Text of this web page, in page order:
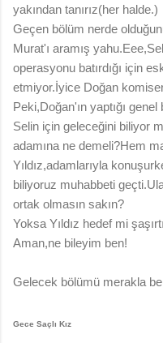
yakından tanırız(her halde.)
Geçen bölüm nerde
Murat'ı aramış
operasyonu batırdığı için
etmiyor.İyice Doğan
Peki,Doğan'ın yaptığı
Selin için geleceğini biliyor
adamına ne demeli?Hem
Yıldız,adamlarıyla
biliyoruz muhabbeti
ortak olmasın sakın?
Yoksa Yıldız hedef mi
Aman,ne bileyim ben!
Gelecek bölümü merakla
Gece Saçlı Kız